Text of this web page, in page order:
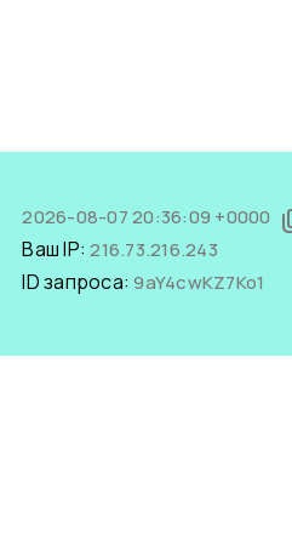
2026-08-07 20:36:09 +0000
Ваш IP:216.73.216.243
ID запроса:9aY4cwKZ7Ko1